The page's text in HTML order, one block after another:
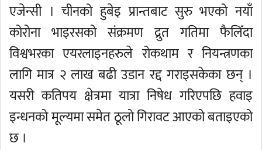
एजेन्सी । चीनको हुबेइ प्रान्तबाट सुरु भएको नयाँ
कोरोना भाइरसको संक्रमण द्रुत गतिमा फैलिँदा
विश्वभरका एयरलाइनहरुले रोकथाम र नियन्त्रणका
लागि मात्र २ लाख बढी उडान रद्द गराइसकेका छन् ।
यसरी कतिपय क्षेत्रमा यात्रा निषेध गरिएपछि हवाइ
इन्धनको मूल्यमा समेत ठूलो गिरावट आएको बताइएको
छ ।